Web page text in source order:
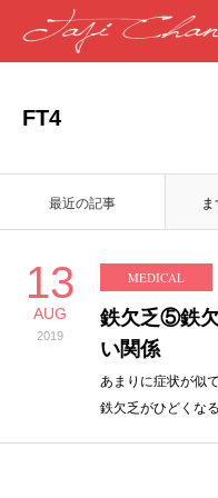
FT4
最近の記事
13
AUG
2019
MEDICAL
鉄欠乏⑤鉄
い関係
あまりに症状が似
鉄欠乏がひどくな
SEASIDE
WORDS